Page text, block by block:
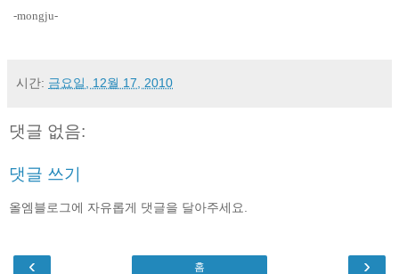
-mongju-
시간: 금요일, 12월 17, 2010
댓글 없음:
댓글 쓰기
올엠블로그에 자유롭게 댓글을 달아주세요.
‹ ›
홈